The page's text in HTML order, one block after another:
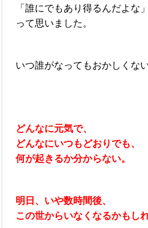
「誰にでもあり得るんだよな」
って思いました。
いつ誰がなってもおかしくな
どんなに元気で、
どんなにいつもどおりでも、
何が起きるか分からない。
明日、いや数時間後、
この世からいなくなるかもし